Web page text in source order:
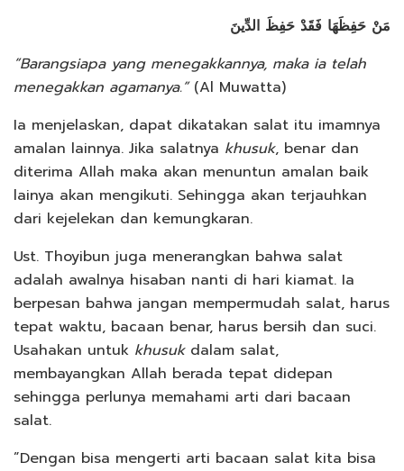
مَنْ حَفِظَهَا فَقَدْ حَفِظَ الدِّينَ
”Barangsiapa yang menegakkannya, maka ia telah
menegakkan agamanya.”(Al Muwatta)
Ia menjelaskan, dapat dikatakan salat itu imamnya
amalan lainnya. Jika salatnya khusuk, benar dan
diterima Allah maka akan menuntun amalan baik
lainya akan mengikuti. Sehingga akan terjauhkan
dari kejelekan dan kemungkaran.
Ust. Thoyibun juga menerangkan bahwa salat
adalah awalnya hisaban nanti di hari kiamat. Ia
berpesan bahwa jangan mempermudah salat, harus
tepat waktu, bacaan benar, harus bersih dan suci.
Usahakan untuk khusukdalam salat,
membayangkan Allah berada tepat didepan
sehingga perlunya memahami arti dari bacaan
salat.
”Dengan bisa mengerti arti bacaan salat kita bisa